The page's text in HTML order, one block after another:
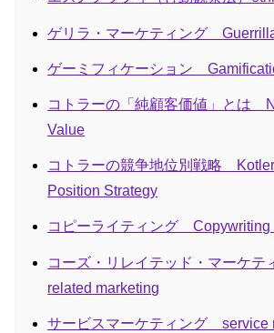
ゲリラ・マーケティング
ゲーミフィケーション
コトラーの「純顧客価値」とは
Value
コトラーの競争地位別戦略
Position Strategy
コピーライティング
コーズ・リレイテッド・マーケ
related marketing
サービスマーケティング service